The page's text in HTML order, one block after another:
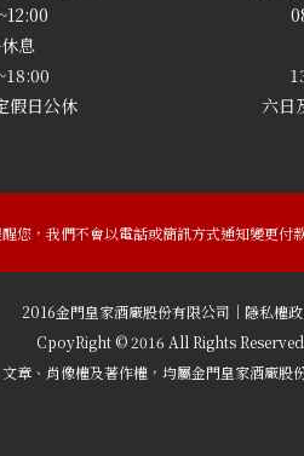
息
假日公休
六日
您，我們不會以電話或簡訊方式通知變更付
2016金門皇家酒廠股份有限公司｜隱私權
CpoyRight © 2016 All Rights Reserved
章、肖像權及著作權，均屬金門皇家酒廠股